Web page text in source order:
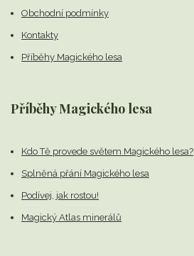
Obchodní podmínky
Kontakty
Příběhy Magického lesa
Příběhy Magického lesa
Kdo Tě provede světem Magického lesa?
Splněná přání Magického lesa
Podívej, jak rostou!
Magický Atlas minerálů